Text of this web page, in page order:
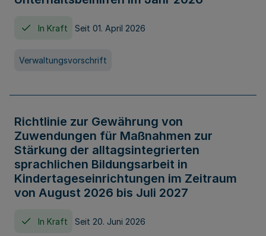
In Kraft Seit 01. April 2026
Verwaltungsvorschrift
Richtlinie zur Gewährung von
Zuwendungen für Maßnahmen zur
Stärkung der alltagsintegrierten
sprachlichen Bildungsarbeit in
Kindertageseinrichtungen im Zeitraum
von August 2026 bis Juli 2027
In Kraft Seit 20. Juni 2026